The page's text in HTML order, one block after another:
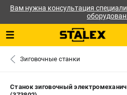
Вам нужна консультация
САНКТ-ПЕТЕРБУРГ
0 ₽
Зиговочные станки
Станок зиговочный